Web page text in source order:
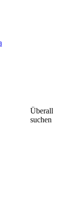
Überall
suchen